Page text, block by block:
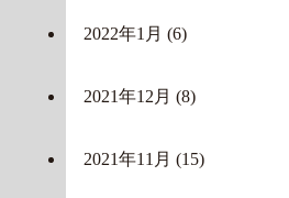
2022年1月 (6)
2021年12月 (8)
2021年11月 (15)